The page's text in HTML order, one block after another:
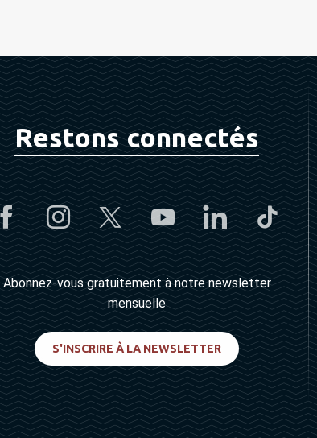
Restons connectés
Abonnez-vous gratuitement à notre newsletter
mensuelle
S'INSCRIRE À LA NEWSLETTER